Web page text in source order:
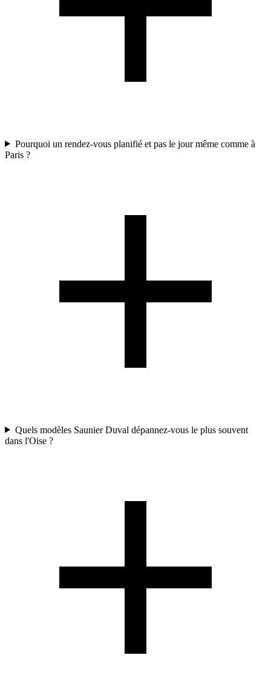
Pourquoi un rendez-vous planifié et pas le jour même comme à
Paris ?
Quels modèles Saunier Duval dépannez-vous le plus souvent
dans l'Oise ?